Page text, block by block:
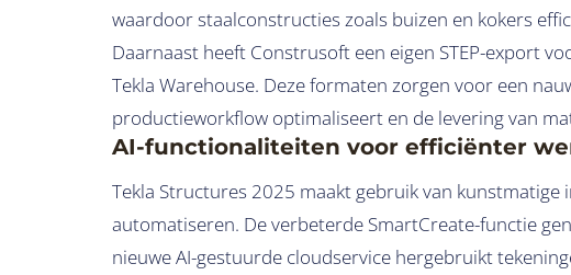
waardoor staalconstructies zoals buizen en kokers
Daarnaast heeft Construsoft een eigen STEP-export
Tekla Warehouse. Deze formaten zorgen voor een
productieworkflow optimaliseert en de levering van
AI-functionaliteiten voor efficiënter
Tekla Structures 2025 maakt gebruik van
automatiseren. De verbeterde SmartCreate-functie
nieuwe AI-gestuurde cloudservice hergebruikt